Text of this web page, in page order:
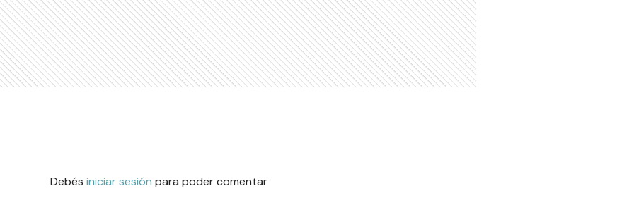
Debés iniciar sesión para poder comentar